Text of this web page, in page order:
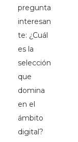
pregunta
interesan
te: ¿Cuál
es la
selección
que
domina
en el
ámbito
digital?